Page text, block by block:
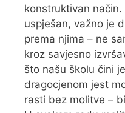
konstruktivan
uspješan, važno je
prema njima – ne
kroz savjesno
što našu školu čini
dragocjenom jest
rasti bez molitve –